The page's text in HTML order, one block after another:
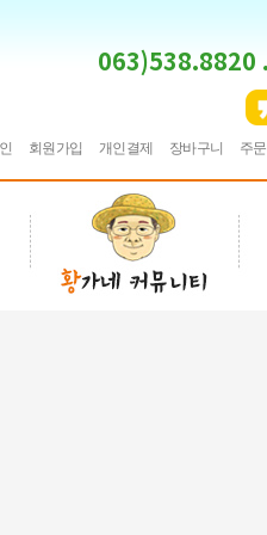
063)538.8820
회원가입 개인결제 장바구니 주